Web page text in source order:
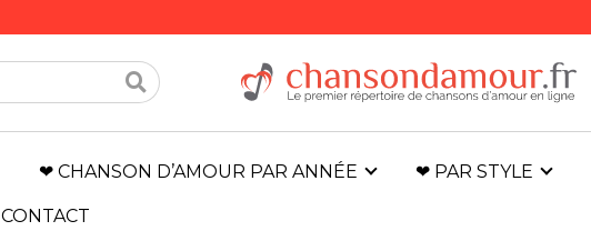
❤ CHANSON D’AMOUR PAR ANNÉE ❤ PAR STYLE
CONTACT